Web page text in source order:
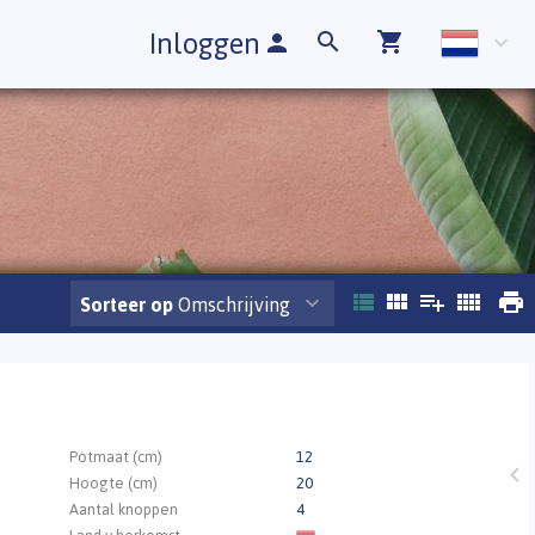
Inloggen
Sorteer op Omschrijving
Potmaat (cm)
12
Hoogte (cm)
20
Aantal knoppen
4